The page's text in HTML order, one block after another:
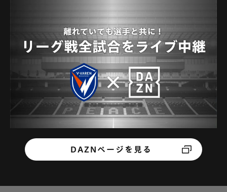
DAZNページを見る